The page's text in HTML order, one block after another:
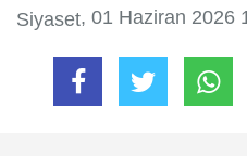
Siyaset, 01 Haziran 2026